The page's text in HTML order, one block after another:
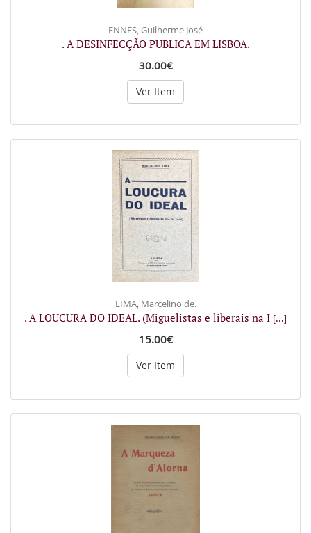
ENNES, Guilherme José
. A DESINFECÇÃO PUBLICA EM LISBOA.
30.00€
Ver Item
LIMA, Marcelino de.
. A LOUCURA DO IDEAL. (Miguelistas e liberais na I [...]
15.00€
Ver Item